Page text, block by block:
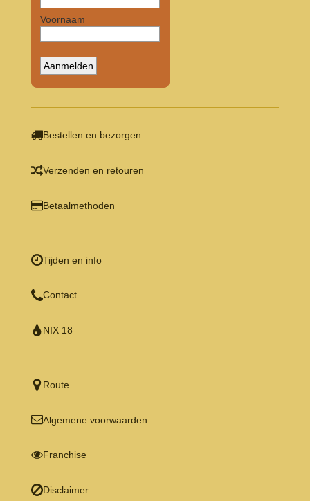
Bestellen en bezorgen
Verzenden en retouren
Betaalmethoden
Tijden en info
Contact
NIX 18
Route
Algemene voorwaarden
Franchise
Disclaimer